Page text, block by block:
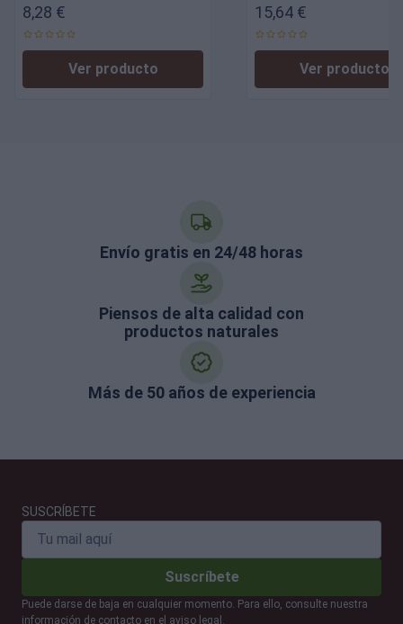
8,28 €
Ver producto
15,64 €
Ver producto
Envío gratis en 24/48 horas
Piensos de alta calidad con
productos naturales
Más de 50 años de experiencia
SUSCRÍBETE
Suscríbete
Puede darse de baja en cualquier momento. Para ello, consulte nuestra
información de contacto en el aviso legal.